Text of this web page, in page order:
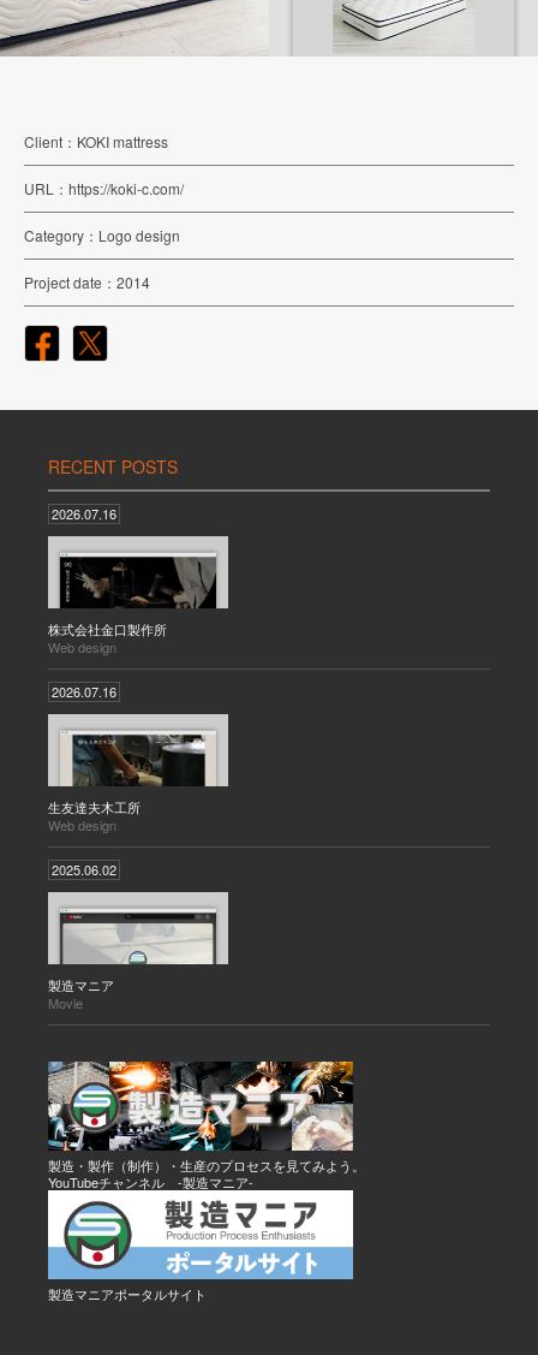
Client KOKI mattress
URL https://koki-c.com/
Category Logo design
Project date 2014
RECENT POSTS
2026.07.16
株式会社金口製作所
Web design
2026.07.16
生友達夫木工所
Web design
2025.06.02
製造マニア
Movie
製造・製作（制作）・生産のプロセスを見てみよう。
YouTubeチャンネル -製造マニア-
製造マニアポータルサイト